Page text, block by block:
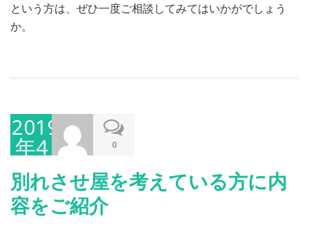
という方は、ぜひ一度ご相談してみてはいかがでしょう
か。
2019
年4
月
18
日
0
別れさせ屋を考えている方に内
容をご紹介